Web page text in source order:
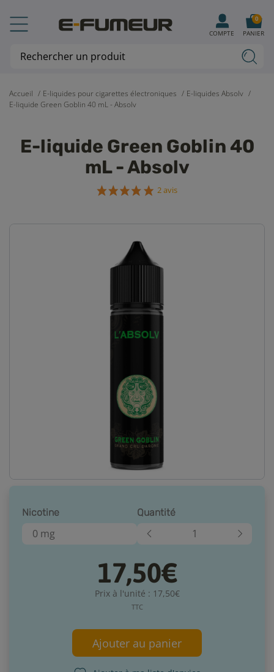
Accueil E-liquides pour cigarettes électroniques
E-liquides Absolv
E-liquide Green Goblin 40 mL - Absolv
E-liquide Green Goblin 40
mL - Absolv
2 avis
Nicotine
0 mg
Quantité
17,50€
Prix à l'unité : 17,50€
TTC
Ajouter au panier
COMPTE PANIER
0